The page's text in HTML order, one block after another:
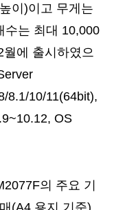
이)이고 무게는
수는 최대 10,000
에 출시하였으
8.1/10/11(64bit),
OS
의 주요 기
(A4 용지 기준)